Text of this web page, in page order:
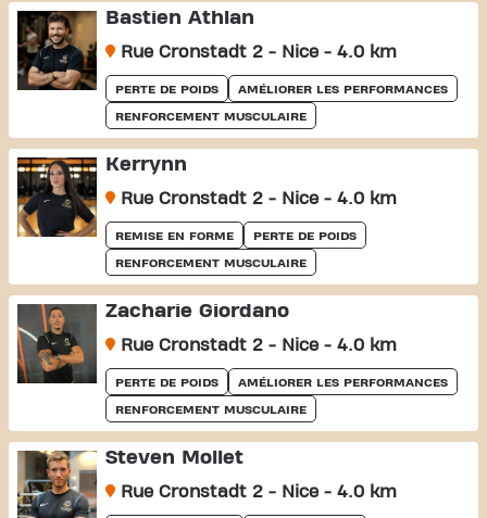
Bastien Athlan
Rue Cronstadt 2 - Nice - 4.0 km
PERTE DE POIDS AMÉLIORER LES PERFORMANCES
RENFORCEMENT MUSCULAIRE
Kerrynn
Rue Cronstadt 2 - Nice - 4.0 km
REMISE EN FORME PERTE DE POIDS
RENFORCEMENT MUSCULAIRE
Zacharie Giordano
Rue Cronstadt 2 - Nice - 4.0 km
PERTE DE POIDS AMÉLIORER LES PERFORMANCES
RENFORCEMENT MUSCULAIRE
Steven Mollet
Rue Cronstadt 2 - Nice - 4.0 km